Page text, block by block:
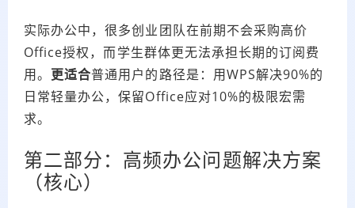
实际办公中，很多创业团队在前期不会采购高价
Office授权，而学生群体更无法承担长期的订阅费
用。 更适合普通用户的路径是：用WPS解决90%的
日常轻量办公，保留Office应对10%的极限宏需
求。
第二部分：高频办公问题解决方案
（核心）